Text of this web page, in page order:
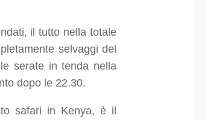
il tutto nella totale
selvaggi del
serate in tenda nella
dopo le 22.30.
safari in Kenya, è il